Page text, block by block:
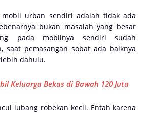
mobil urban sendiri adalah tidak ada
bukan masalah yang besar
pada mobilnya sendiri sudah
saat pemasangan sobat ada baiknya
dahulu.
Keluarga Bekas di Bawah 120 Juta
lubang robekan kecil. Entah karena